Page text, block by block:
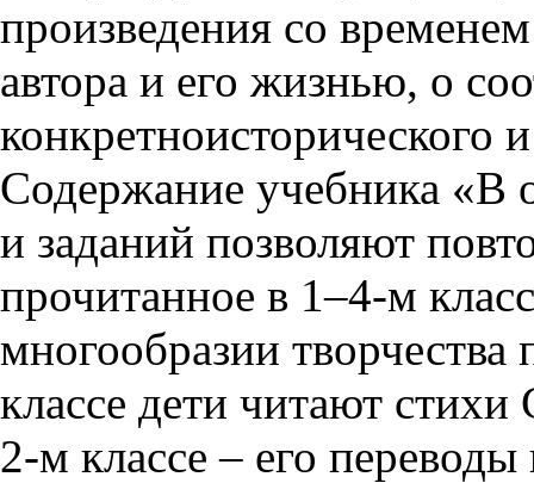
произведения со
автора и его жизнью, о
конкретноисторического
Содержание учебника «В
и заданий позволяют
прочитанное в 1–4-м
многообразии
классе дети читают
2-м классе – его